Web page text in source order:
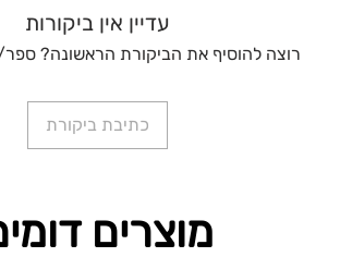
עדיין אין ביקורות
רוצה להוסיף את הביקורת הראשונה?
כתיבת ביקורת
מוצרים